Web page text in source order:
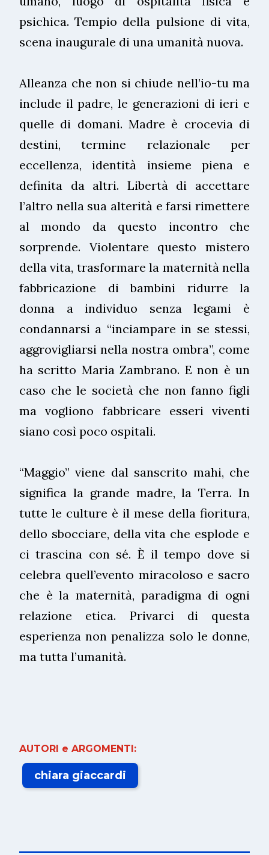
psichica. Tempio della pulsione di vita,
scena inaugurale di una umanità nuova.
Alleanza che non si chiude nell’io-tu ma
include il padre, le generazioni di ieri e
quelle di domani. Madre è crocevia di
destini, termine relazionale per
eccellenza, identità insieme piena e
definita da altri. Libertà di accettare
l’altro nella sua alterità e farsi rimettere
al mondo da questo incontro che
sorprende. Violentare questo mistero
della vita, trasformare la maternità nella
fabbricazione di bambini ridurre la
donna a individuo senza legami è
condannarsi a “inciampare in se stessi,
aggrovigliarsi nella nostra ombra”, come
ha scritto Maria Zambrano. E non è un
caso che le società che non fanno figli
ma vogliono fabbricare esseri viventi
siano così poco ospitali.
“Maggio” viene dal sanscrito mahi, che
significa la grande madre, la Terra. In
tutte le culture è il mese della fioritura,
dello sbocciare, della vita che esplode e
ci trascina con sé. È il tempo dove si
celebra quell’evento miracoloso e sacro
che è la maternità, paradigma di ogni
relazione etica. Privarci di questa
esperienza non penalizza solo le donne,
ma tutta l’umanità.
AUTORI e ARGOMENTI:
chiara giaccardi